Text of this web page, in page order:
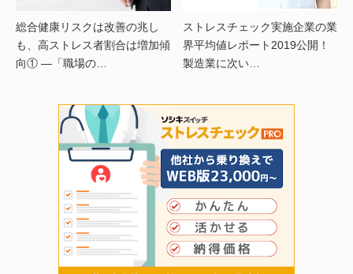
総合健康リスクは改善の兆し
も、高ストレス者割合は増加傾
向① —「職場の…
ストレスチェック実施企業の業
界平均値レポート2019公開！
製造業に次い…